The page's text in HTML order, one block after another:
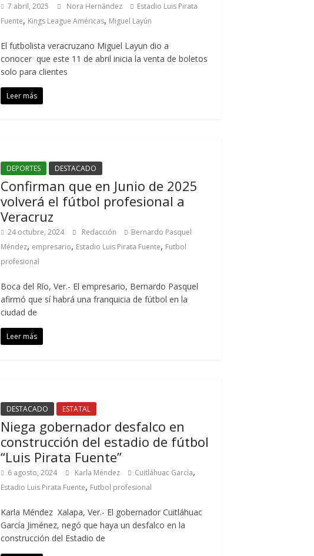
7 abril, 2025 Nora Hernández
Estadio Luis Pirata
Fuente, Kings League Américas, Miguel Layún
El futbolista veracruzano Miguel Layun dio a
conocer que este 11 de abril inicia la venta de boletos
solo para clientes
Leer más
DEPORTES DESTACADO
Confirman que en Junio de 2025
volverá el fútbol profesional a
Veracruz
24 octubre, 2024 Redacción
Bernardo Pasquel
Méndez, empresario, Estadio Luis Pirata Fuente, Futbol
profesional
Boca del Río, Ver.- El empresario, Bernardo Pasquel
afirmó que sí habrá una franquicia de fútbol en la
ciudad de
Leer más
DESTACADO ESTATAL
Niega gobernador desfalco en
construcción del estadio de fútbol
“Luis Pirata Fuente”
6 agosto, 2024 Karla Méndez Cuitláhuac García,
Estadio Luis Pirata Fuente, Futbol profesional
Karla Méndez Xalapa, Ver.- El gobernador Cuitláhuac
García Jiménez, negó que haya un desfalco en la
construcción del Estadio de